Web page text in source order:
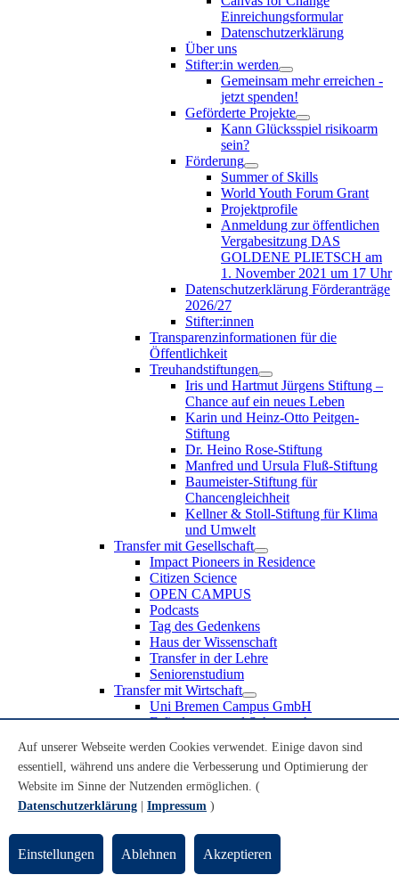
Einreichungsformular
Datenschutzerklärung
Über uns
Stifter:in werden
Gemeinsam mehr erreichen -
jetzt spenden!
Geförderte Projekte
Kann Glücksspiel risikoarm
sein?
Förderung
Summer of Skills
World Youth Forum Grant
Projektprofile
Anmeldung zur öffentlichen
Vergabesitzung DAS
GOLDENE PLIETSCH am
1. November 2021 um 17 Uhr
Datenschutzerklärung Förderanträge
2026/27
Stifter:innen
Transparenzinformationen für die
Öffentlichkeit
Treuhandstiftungen
Iris und Hartmut Jürgens Stiftung –
Chance auf ein neues Leben
Karin und Heinz-Otto Peitgen-
Stiftung
Dr. Heino Rose-Stiftung
Manfred und Ursula Fluß-Stiftung
Baumeister-Stiftung für
Chancengleichheit
Kellner & Stoll-Stiftung für Klima
und Umwelt
Transfer mit Gesellschaft
Impact Pioneers in Residence
Citizen Science
OPEN CAMPUS
Podcasts
Tag des Gedenkens
Haus der Wissenschaft
Transfer in der Lehre
Seniorenstudium
Transfer mit Wirtschaft
Uni Bremen Campus GmbH
Erfindungen und Schutzrechte
Recruiting an der Universität Bremen
Weiterbildung an der Universität Bremen
Transfer mit Schule
Schülerinnen und Schüler
Schulklassen
Lehrkräfte
Gründungsunterstützung
Auf unserer Webseite werden Cookies verwendet. Einige davon sind
essentiell, während uns andere die Verbesserung und Optimierung der
Website im Sinne der Nutzenden ermöglichen. (
Datenschutzerklärung
Impressum )
Einstellungen Ablehnen Akzeptieren